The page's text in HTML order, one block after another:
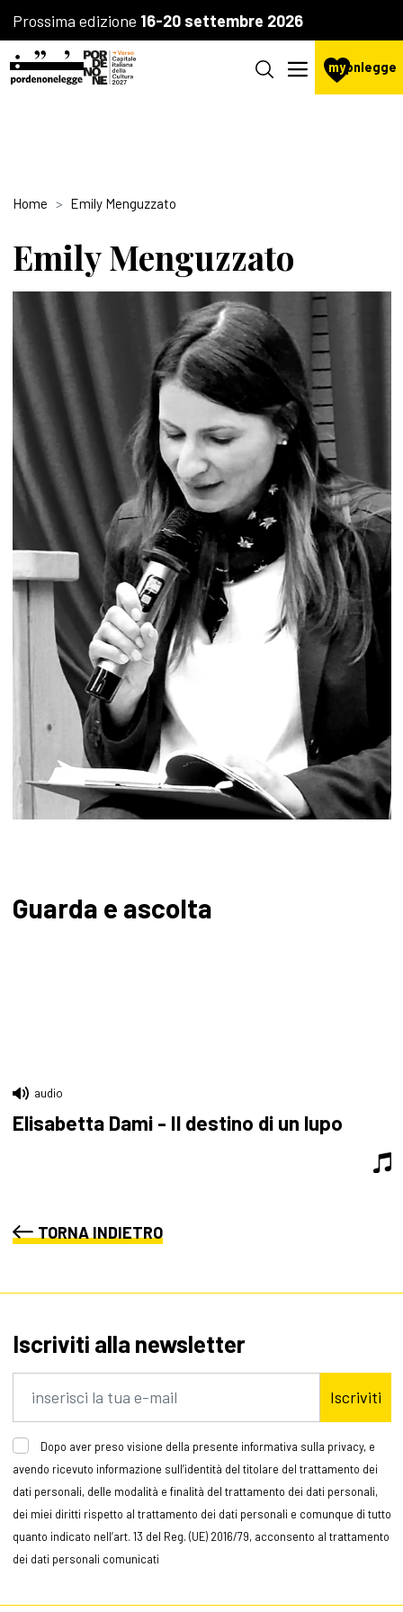
Prossima edizione 16-20 settembre 2026
mypnlegge
Home Emily Menguzzato
Emily Menguzzato
Guarda e ascolta
audio
Elisabetta Dami - Il destino di un lupo
TORNA INDIETRO
Iscriviti alla newsletter
Iscriviti
Dopo aver preso visione della presente informativa sulla privacy, e
avendo ricevuto informazione sull’identità del titolare del trattamento dei
dati personali, delle modalità e finalità del trattamento dei dati personali,
dei miei diritti rispetto al trattamento dei dati personali e comunque di tutto
quanto indicato nell’art. 13 del Reg. (UE) 2016/79, acconsento al trattamento
dei dati personali comunicati